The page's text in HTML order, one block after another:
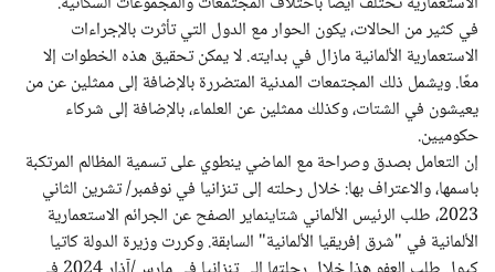
في كثير من الحالات، يكون الحوار مع الدول التي تأثرت بالإجراءات
الاستعمارية الألمانية مازال في بدايته. لا يمكن تحقيق هذه الخطوات إلا
معًا. ويشمل ذلك المجتمعات المدنية المتضررة بالإضافة إلى ممثلين عن من
يعيشون في الشتات، وكذلك ممثلين عن العلماء، بالإضافة إلى شركاء
حكوميين.
إن التعامل بصدق وصراحة مع الماضي ينطوي على تسمية المظالم المرتكبة
باسمها، والاعتراف بها: خلال رحلته إلى تنزانيا في نوفمبر/ تشرين الثاني
2023، طلب الرئيس الألماني شتاينماير الصفح عن الجرائم الاستعمارية
الألمانية في "شرق إفريقيا الألمانية" السابقة. وكررت وزيرة الدولة كاتيا